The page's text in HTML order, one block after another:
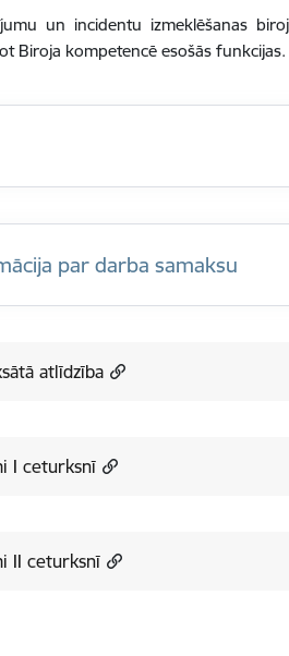
un incidentu izmeklēšanas
Biroja kompetencē esošās funkcijas.
par darba samaksu
atlīdzība
I ceturksnī
II ceturksnī